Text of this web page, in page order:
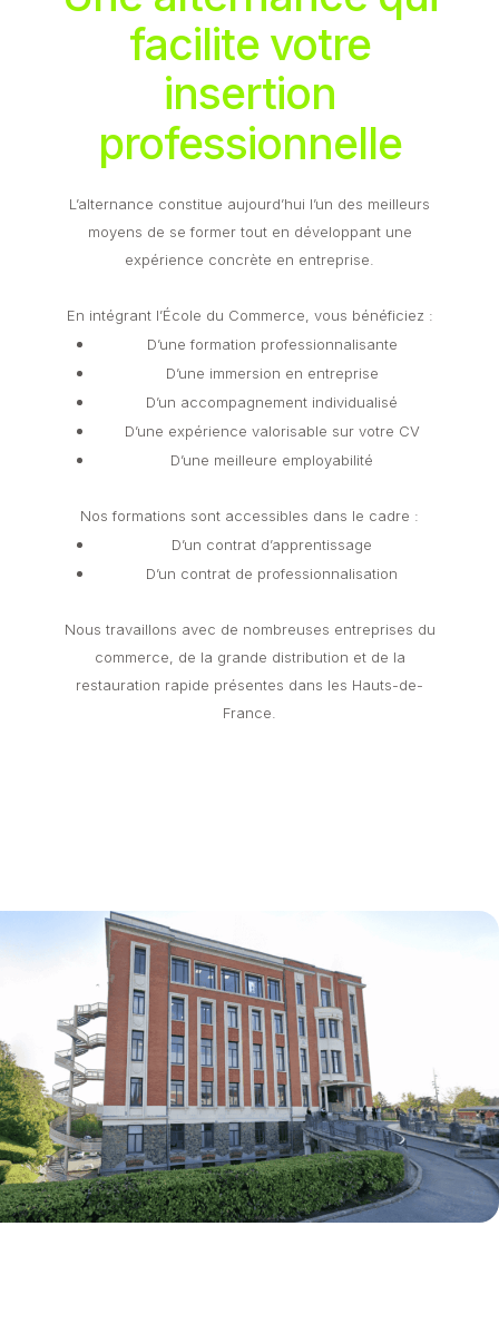
facilite votre
insertion
professionnelle
L’alternance constitue aujourd’hui l’un des meilleurs
moyens de se former tout en développant une
expérience concrète en entreprise.
En intégrant l’École du Commerce, vous bénéficiez :
D’une formation professionnalisante
D’une immersion en entreprise
D’un accompagnement individualisé
D’une expérience valorisable sur votre CV
D’une meilleure employabilité
Nos formations sont accessibles dans le cadre :
D’un contrat d’apprentissage
D’un contrat de professionnalisation
Nous travaillons avec de nombreuses entreprises du
commerce, de la grande distribution et de la
restauration rapide présentes dans les Hauts-de-
France.